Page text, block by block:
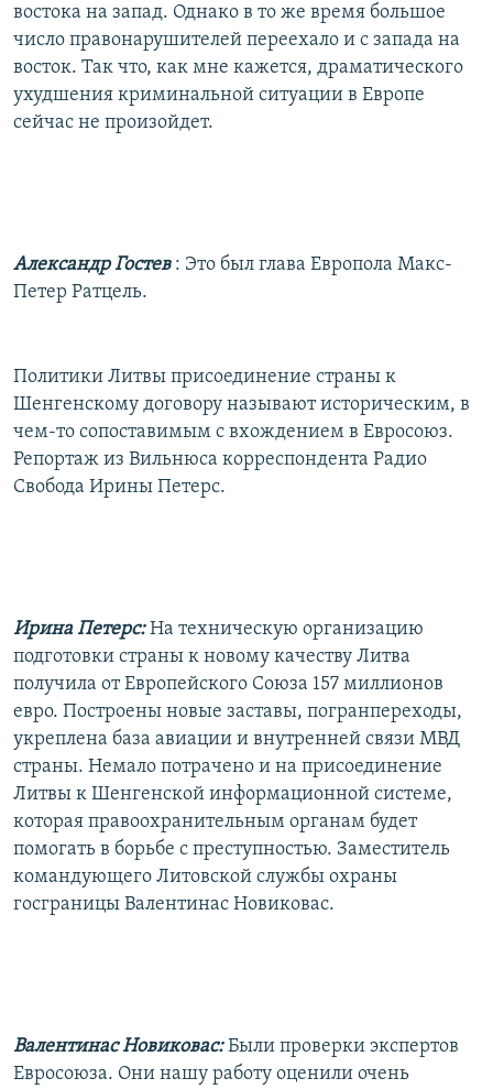
востока на запад. Однако в то же время большое
число правонарушителей переехало и с запада на
восток. Так что, как мне кажется, драматического
ухудшения криминальной ситуации в Европе
сейчас не произойдет.
Александр Гостев : Это был глава Европола Макс-
Петер Ратцель.
Политики Литвы присоединение страны к
Шенгенскому договору называют историческим, в
чем-то сопоставимым с вхождением в Евросоюз.
Репортаж из Вильнюса корреспондента Радио
Свобода Ирины Петерс.
Ирина Петерс:На техническую организацию
подготовки страны к новому качеству Литва
получила от Европейского Союза 157 миллионов
евро. Построены новые заставы, погранпереходы,
укреплена база авиации и внутренней связи МВД
страны. Немало потрачено и на присоединение
Литвы к Шенгенской информационной системе,
которая правоохранительным органам будет
помогать в борьбе с преступностью. Заместитель
командующего Литовской службы охраны
госграницы Валентинас Новиковас.
Валентинас Новиковас:Были проверки экспертов
Евросоюза. Они нашу работу оценили очень